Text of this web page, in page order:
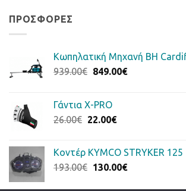
ΠΡΟΣΦΟΡΈΣ
Κωπηλατική Μηχανή BH
939.00€ Original
939.00€.
849.00€Η
Γάντια Χ-PRO
26.00€ Original
26.00€.
22.00€Η
είναι:
22.00€.
Κοντέρ KYMCO STRYKER 125
193.00€ Original
130.00€Η